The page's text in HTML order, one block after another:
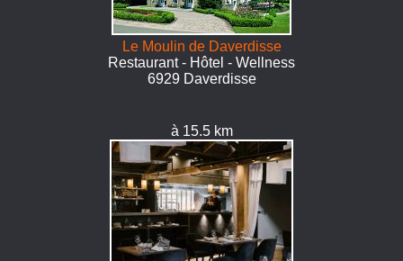
Le Moulin de Daverdisse
Restaurant - Hôtel - Wellness
6929 Daverdisse
à 15.5 km